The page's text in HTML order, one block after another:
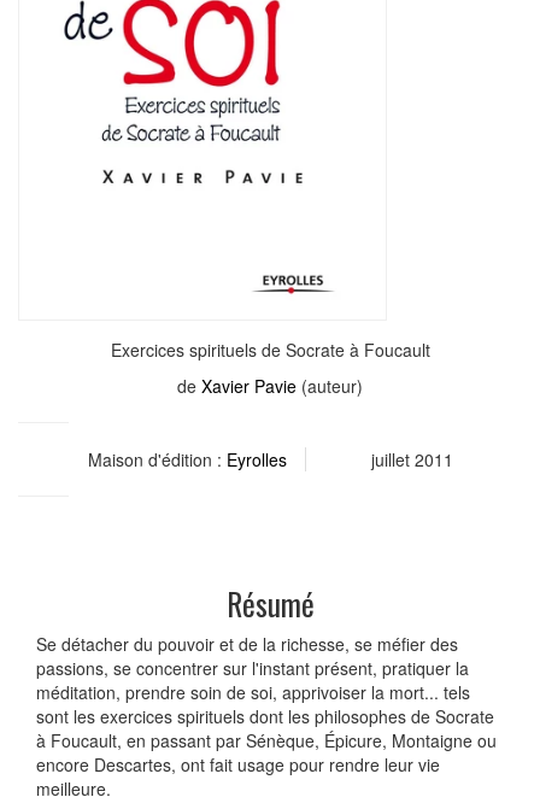
Exercices spirituels de Socrate à Foucault
de Xavier Pavie (auteur)
Maison d'édition : Eyrolles juillet 2011
Résumé
Se détacher du pouvoir et de la richesse, se méfier des
passions, se concentrer sur l'instant présent, pratiquer la
méditation, prendre soin de soi, apprivoiser la mort... tels
sont les exercices spirituels dont les philosophes de Socrate
à Foucault, en passant par Sénèque, Épicure, Montaigne ou
encore Descartes, ont fait usage pour rendre leur vie
meilleure.